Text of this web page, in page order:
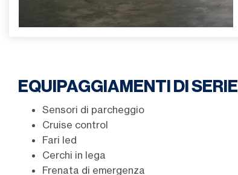
EQUIPAGGIAMENTI DI SERIE
Sensori di parcheggio
Cruise control
Fari led
Cerchi in lega
Frenata di emergenza